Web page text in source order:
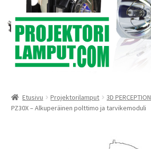
Siirry
navigointiin
Siirry
sisältöön
Käyttöehdot
Etusivu Projektorilamput 3D PERCEPTION
PZ30X – Alkuperäinen polttimo ja tarvikemoduli